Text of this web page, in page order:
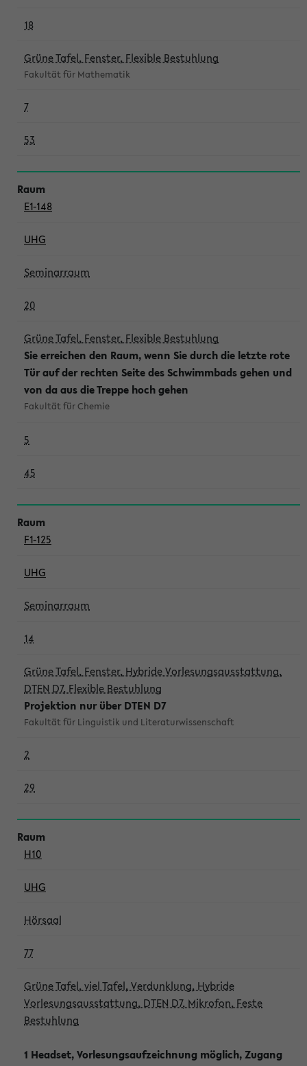
18
Grüne Tafel, Fenster, Flexible Bestuhlung
Fakultät für Mathematik
7
53
E1-148
UHG
Seminarraum
20
Grüne Tafel, Fenster, Flexible Bestuhlung
Sie erreichen den Raum, wenn Sie durch die letzte rote
Tür auf der rechten Seite des Schwimmbads gehen und
von da aus die Treppe hoch gehen
Fakultät für Chemie
5
45
F1-125
UHG
Seminarraum
14
Grüne Tafel, Fenster, Hybride Vorlesungsausstattung,
DTEN D7, Flexible Bestuhlung
Projektion nur über DTEN D7
Fakultät für Linguistik und Literaturwissenschaft
2
29
H10
UHG
Hörsaal
77
Grüne Tafel, viel Tafel, Verdunklung, Hybride
Vorlesungsausstattung, DTEN D7, Mikrofon, Feste
Bestuhlung
1 Headset, Vorlesungsaufzeichnung möglich, Zugang